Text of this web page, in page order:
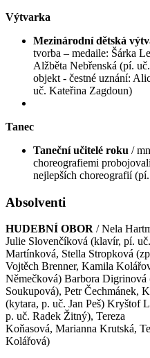
Výtvarka
Mezinárodní dětská
tvorba – medaile: Šárka
Alžběta Nebřenská (pí.
objekt - čestné uznání:
uč. Kateřina Zagdoun)
Tanec
Taneční učitelé roku /
choreografiemi
nejlepších choreografií
Absolventi
HUDEBNÍ OBOR / Nela
Julie Slovenčíková (klavír, pí.
Martínková, Stella Stropková
Vojtěch Brenner, Kamila
Němečková) Barbora
Soukupová), Petr Čechmánek,
(kytara, p. uč. Jan Peš) Kryštof
p. uč. Radek Žitný), Tereza
Koňasová, Marianna Krutská,
Kolářová)